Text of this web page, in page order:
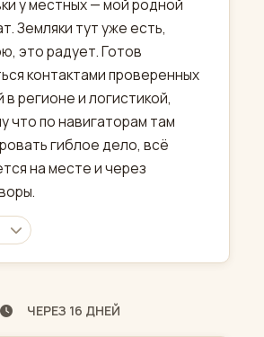
у местных — мой родной
Земляки тут уже есть,
это радует. Готов
контактами проверенных
регионе и логистикой,
что по навигаторам там
гиблое дело, всё
на месте и через
ЧЕРЕЗ 16 ДНЕЙ